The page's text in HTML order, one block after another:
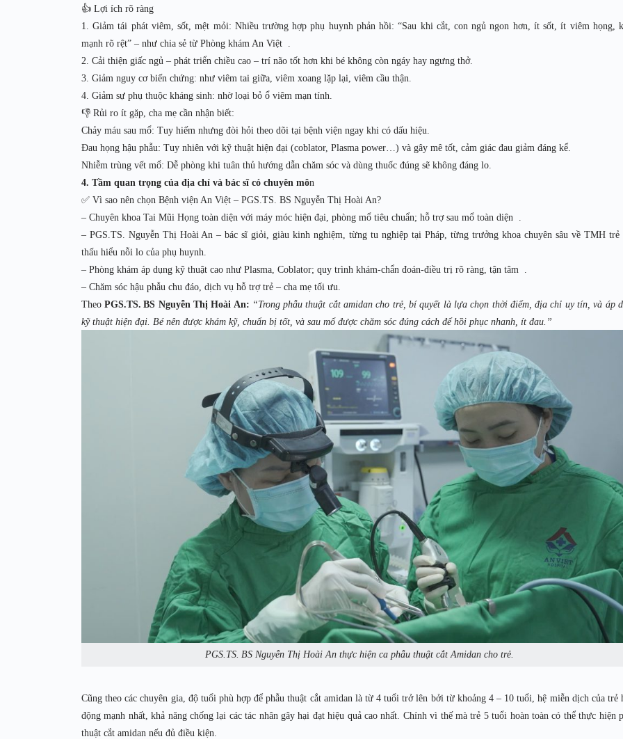
👍 Lợi ích rõ ràng
1. Giảm tái phát viêm, sốt, mệt mỏi: Nhiều trường hợp phụ huynh phản hồi: “Sau khi cắt, con ngủ ngon hơn, ít sốt, ít viêm họng,
mạnh rõ rệt” – như chia sẻ từ Phòng khám An Việt .
2. Cải thiện giấc ngủ – phát triển chiều cao – trí não tốt hơn khi bé không còn ngáy hay ngưng thở.
3. Giảm nguy cơ biến chứng: như viêm tai giữa, viêm xoang lặp lại, viêm cầu thận.
4. Giảm sự phụ thuộc kháng sinh: nhờ loại bỏ ổ viêm mạn tính.
👎 Rủi ro ít gặp, cha mẹ cần nhận biết:
Chảy máu sau mổ: Tuy hiếm nhưng đòi hỏi theo dõi tại bệnh viện ngay khi có dấu hiệu.
Đau họng hậu phẫu: Tuy nhiên với kỹ thuật hiện đại (coblator, Plasma power…) và gây mê tốt, cảm giác đau giảm đáng kể.
Nhiễm trùng vết mổ: Dễ phòng khi tuân thủ hướng dẫn chăm sóc và dùng thuốc đúng sẽ không đáng lo.
4. Tầm quan trọng của địa chỉ và bác sĩ có chuyên môn
✅ Vì sao nên chọn Bệnh viện An Việt – PGS.TS. BS Nguyễn Thị Hoài An?
– Chuyên khoa Tai Mũi Họng toàn diện với máy móc hiện đại, phòng mổ tiêu chuẩn; hỗ trợ sau mổ toàn diện .
– PGS.TS. Nguyễn Thị Hoài An – bác sĩ giỏi, giàu kinh nghiệm, từng tu nghiệp tại Pháp, từng trưởng khoa chuyên sâu về TMH trẻ
thấu hiểu nỗi lo của phụ huynh.
– Phòng khám áp dụng kỹ thuật cao như Plasma, Coblator; quy trình khám-chẩn đoán-điều trị rõ ràng, tận tâm .
– Chăm sóc hậu phẫu chu đáo, dịch vụ hỗ trợ trẻ – cha mẹ tối ưu.
TheoPGS.TS. BS Nguyễn Thị Hoài An: “Trong phẫu thuật cắt amidan cho trẻ, bí quyết là lựa chọn thời điểm, địa chỉ uy tín, và áp
kỹ thuật hiện đại. Bé nên được khám kỹ, chuẩn bị tốt, và sau mổ được chăm sóc đúng cách để hồi phục nhanh, ít đau.”
PGS.TS. BS Nguyễn Thị Hoài An thực hiện ca phẫu thuật cắt Amidan cho trẻ.
Cũng theo các chuyên gia, độ tuổi phù hợp để phẫu thuật cắt amidan là từ 4 tuổi trở lên bởi từ khoảng 4 – 10 tuổi, hệ miễn dịch của trẻ
động mạnh nhất, khả năng chống lại các tác nhân gây hại đạt hiệu quả cao nhất. Chính vì thế mà trẻ 5 tuổi hoàn toàn có thể thực hiện
thuật cắt amidan nếu đủ điều kiện.